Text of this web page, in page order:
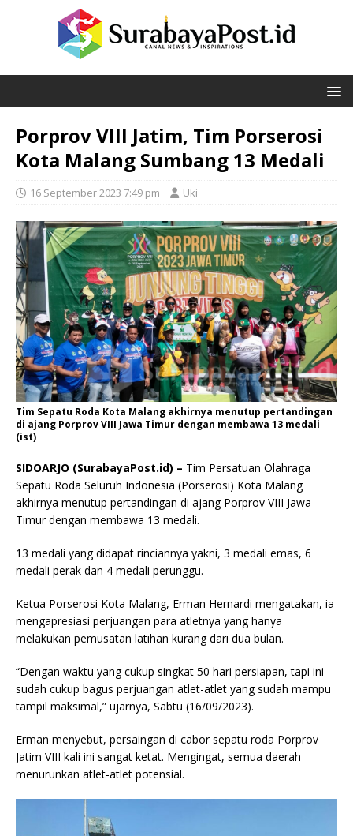
Porprov VIII Jatim, Tim Porserosi
Kota Malang Sumbang 13 Medali
16 September 2023 7:49 pm Uki
Tim Sepatu Roda Kota Malang akhirnya menutup pertandingan
di ajang Porprov VIII Jawa Timur dengan membawa 13 medali
(ist)
SIDOARJO (SurabayaPost.id) – Tim Persatuan Olahraga
Sepatu Roda Seluruh Indonesia (Porserosi) Kota Malang
akhirnya menutup pertandingan di ajang Porprov VIII Jawa
Timur dengan membawa 13 medali.
13 medali yang didapat rinciannya yakni, 3 medali emas, 6
medali perak dan 4 medali perunggu.
Ketua Porserosi Kota Malang, Erman Hernardi mengatakan, ia
mengapresiasi perjuangan para atletnya yang hanya
melakukan pemusatan latihan kurang dari dua bulan.
“Dengan waktu yang cukup singkat 50 hari persiapan, tapi ini
sudah cukup bagus perjuangan atlet-atlet yang sudah mampu
tampil maksimal,” ujarnya, Sabtu (16/09/2023).
Erman menyebut, persaingan di cabor sepatu roda Porprov
Jatim VIII kali ini sangat ketat. Mengingat, semua daerah
menurunkan atlet-atlet potensial.